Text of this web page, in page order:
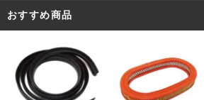
おすすめ商品